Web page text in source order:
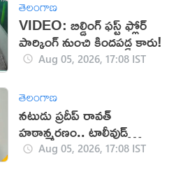
తెలంగాణ
VIDEO: బిల్డింగ్ ఫస్ట్ ఫ్లోర్
పార్కింగ్ నుంచి కిందపడ్డ కారు!
Aug 05, 2026, 17:08 IST
తెలంగాణ
నటుడు ప్రదీప్ రావత్
హఠాన్మరణం.. టాలీవుడ్
స్పందనపై విమర్శలు
Aug 05, 2026, 17:08 IST